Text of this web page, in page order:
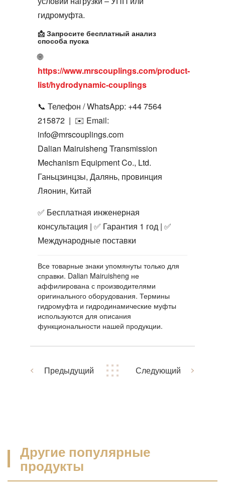
гидромуфта.
📩 Запросите бесплатный анализ
способа пуска
🌐
https://www.mrscouplings.com/product-
list/hydrodynamic-couplings
📞 Телефон / WhatsApp: +44 7564
215872| ✉️ Email:
info@mrscouplings.com
Dalian Mairuisheng Transmission
Mechanism Equipment Co., Ltd.
Ганьцзинцзы, Далянь, провинция
Ляонин, Китай
✅ Бесплатная инженерная
консультация | ✅ Гарантия 1 год | ✅
Международные поставки
Все товарные знаки упомянуты только для
справки. Dalian Mairuisheng не
аффилирована с производителями
оригинального оборудования. Термины
гидромуфта и гидродинамические муфты
используются для описания
функциональности нашей продукции.
Предыдущий Следующий
Другие популярные
продукты